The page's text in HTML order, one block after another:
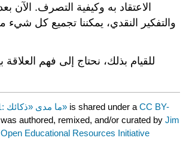
الاعتقاد به وكيفية التصرف. الآن
والتفكير النقدي، يمكننا تجميع كل شيء
للقيام بذلك، نحتاج إلى فهم العلاقة
12.1: ما مدى «ذكائك» is shared under aCC BY-
authored, remixed, and/or curated byJim
Educational Resources Initiative